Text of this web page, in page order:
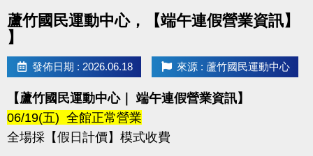
蘆竹國民運動中心，【端午連假營業資訊】
】
發佈日期 : 2026.06.18 來源 : 蘆竹國民運動中心
【蘆竹國民運動中心｜ 端午連假營業資訊】
06/19(五) 全館正常營業
全場採【假日計價】模式收費